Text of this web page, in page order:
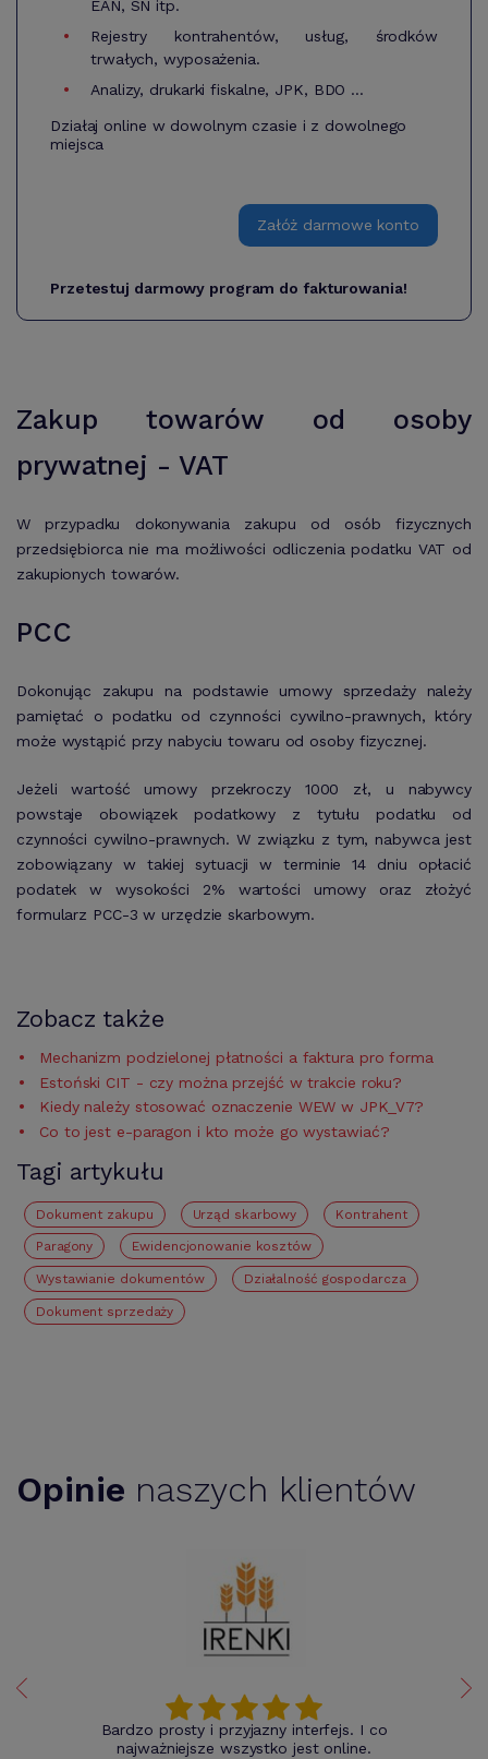
EAN, SN itp.
Rejestry kontrahentów, usług, środków
trwałych, wyposażenia.
Analizy, drukarki fiskalne, JPK, BDO ...
Działaj online w dowolnym czasie i z dowolnego
miejsca
Załóż darmowe konto
Przetestuj darmowy program do fakturowania!
Zakup towarów od osoby
prywatnej - VAT
W przypadku dokonywania zakupu od osób fizycznych
przedsiębiorca nie ma możliwości odliczenia podatku VAT od
zakupionych towarów.
PCC
Dokonując zakupu na podstawie umowy sprzedaży należy
pamiętać o podatku od czynności cywilno-prawnych, który
może wystąpić przy nabyciu towaru od osoby fizycznej.
Jeżeli wartość umowy przekroczy 1000 zł, u nabywcy
powstaje obowiązek podatkowy z tytułu podatku od
czynności cywilno-prawnych. W związku z tym, nabywca jest
zobowiązany w takiej sytuacji w terminie 14 dniu opłacić
podatek w wysokości 2% wartości umowy oraz złożyć
formularz PCC-3 w urzędzie skarbowym.
Zobacz także
Mechanizm podzielonej płatności a faktura pro forma
Estoński CIT - czy można przejść w trakcie roku?
Kiedy należy stosować oznaczenie WEW w JPK_V7?
Co to jest e-paragon i kto może go wystawiać?
Tagi artykułu
Dokument zakupu urząd skarbowy Kontrahent
paragony Ewidencjonowanie kosztów
Wystawianie dokumentów działalność gospodarcza
Dokument sprzedaży
Opinie naszych klientów
Bardzo prosty i przyjazny interfejs. I co
najważniejsze wszystko jest online.